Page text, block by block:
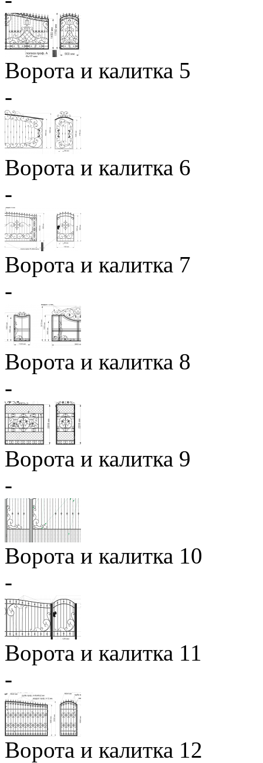
Ворота и калитка 5
-
Ворота и калитка 6
-
Ворота и калитка 7
-
Ворота и калитка 8
-
Ворота и калитка 9
-
Ворота и калитка 10
-
Ворота и калитка 11
-
Ворота и калитка 12